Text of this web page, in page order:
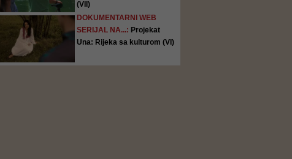
(VII)
DOKUMENTARNI WEB
SERIJAL NA...: Projekat
Una: Rijeka sa kulturom (VI)